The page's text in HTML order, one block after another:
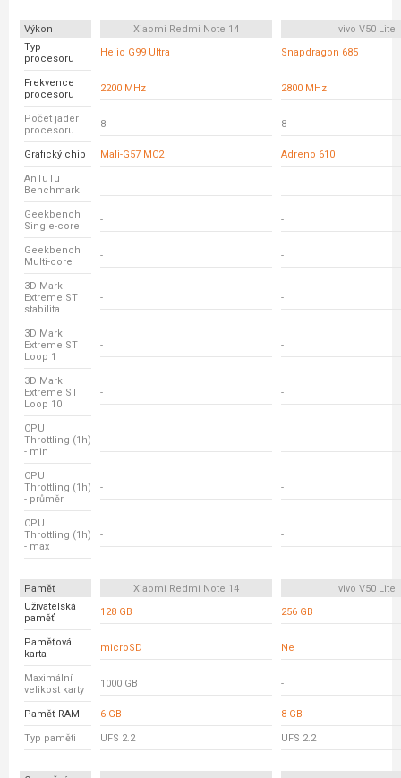
Výkon Xiaomi Redmi Note 14
vivo V50 Lite
Typ
procesoru
Helio G99 Ultra Snapdragon 685
Frekvence
procesoru
2200 MHz 2800 MHz
Počet jader
procesoru
8 8
Grafický chip Mali-G57 MC2 Adreno 610
AnTuTu
Benchmark
- -
Geekbench
Single-core
- -
Geekbench
Multi-core
- -
3D Mark
Extreme ST
stabilita
- -
3D Mark
Extreme ST
Loop 1
- -
3D Mark
Extreme ST
Loop 10
- -
CPU
Throttling (1h)
- min
- -
CPU
Throttling (1h)
- průměr
- -
CPU
Throttling (1h)
- max
- -
Paměť Xiaomi Redmi Note 14
vivo V50 Lite
Uživatelská
paměť
128 GB 256 GB
Paměťová
karta
microSD Ne
Maximální
velikost karty
1000 GB -
Paměť RAM 6 GB 8 GB
Typ paměti UFS 2.2 UFS 2.2